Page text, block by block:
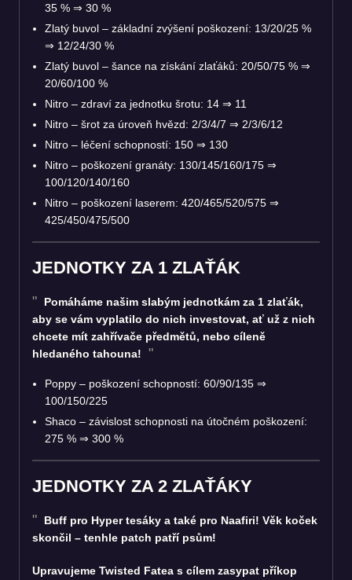
35 % ⇒ 30 %
Zlatý buvol – základní zvýšení poškození: 13/20/25 %
⇒ 12/24/30 %
Zlatý buvol – šance na získání zlaťáků: 20/50/75 % ⇒
20/60/100 %
Nitro – zdraví za jednotku šrotu: 14 ⇒ 11
Nitro – šrot za úroveň hvězd: 2/3/4/7 ⇒ 2/3/6/12
Nitro – léčení schopností: 150 ⇒ 130
Nitro – poškození granáty: 130/145/160/175 ⇒
100/120/140/160
Nitro – poškození laserem: 420/465/520/575 ⇒
425/450/475/500
JEDNOTKY ZA 1 ZLAŤÁK
Pomáháme našim slabým jednotkám za 1 zlaťák,
aby se vám vyplatilo do nich investovat, ať už z nich
chcete mít zahřívače předmětů, nebo cíleně
hledaného tahouna!
Poppy – poškození schopností: 60/90/135 ⇒
100/150/225
Shaco – závislost schopnosti na útočném poškození:
275 % ⇒ 300 %
JEDNOTKY ZA 2 ZLAŤÁKY
Buff pro Hyper tesáky a také pro Naafiri! Věk koček
skončil – tenhle patch patří psům!
Upravujeme Twisted Fatea s cílem zasypat příkop